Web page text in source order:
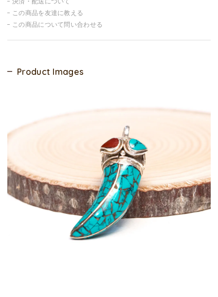
この商品を友達に教える
この商品について問い合わせる
Product Images